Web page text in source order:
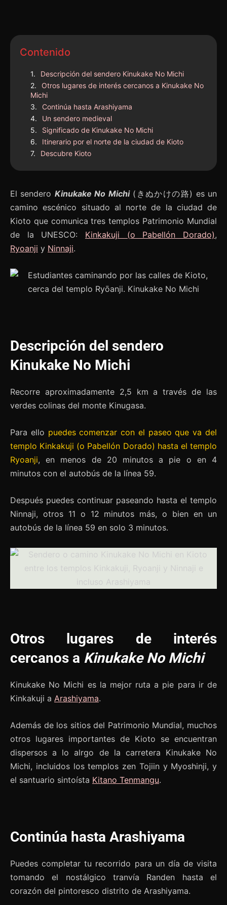
Contenido
Descripción del sendero Kinukake No Michi
Otros lugares de interés cercanos a Kinukake No
Michi
Continúa hasta Arashiyama
Un sendero medieval
Significado de Kinukake No Michi
Itinerario por el norte de la ciudad de Kioto
Descubre Kioto
El sendero Kinukake No Michi(きぬかけの路) es un
camino escénico situado al norte de la ciudad de
Kioto que comunica tres templos Patrimonio Mundial
de la UNESCO: Kinkakuji (o Pabellón Dorado),
Ryoanji y Ninnaji.
Descripción del sendero
Kinukake No Michi
Recorre aproximadamente 2,5 km a través de las
verdes colinas del monte Kinugasa.
Para ello puedes comenzar con el paseo que va del
templo Kinkakuji (o Pabellón Dorado) hasta el templo
Ryoanji, en menos de 20 minutos a pie o en 4
minutos con el autobús de la línea 59.
Después puedes continuar paseando hasta el templo
Ninnaji, otros 11 o 12 minutos más, o bien en un
autobús de la línea 59 en solo 3 minutos.
Otros lugares de interés
cercanos a Kinukake No Michi
Kinukake No Michi es la mejor ruta a pie para ir de
Kinkakuji a Arashiyama.
Además de los sitios del Patrimonio Mundial, muchos
otros lugares importantes de Kioto se encuentran
dispersos a lo alrgo de la carretera Kinukake No
Michi, incluidos los templos zen Tojiin y Myoshinji, y
el santuario sintoísta Kitano Tenmangu.
Continúa hasta Arashiyama
Puedes completar tu recorrido para un día de visita
tomando el nostálgico tranvía Randen hasta el
corazón del pintoresco distrito de Arashiyama.